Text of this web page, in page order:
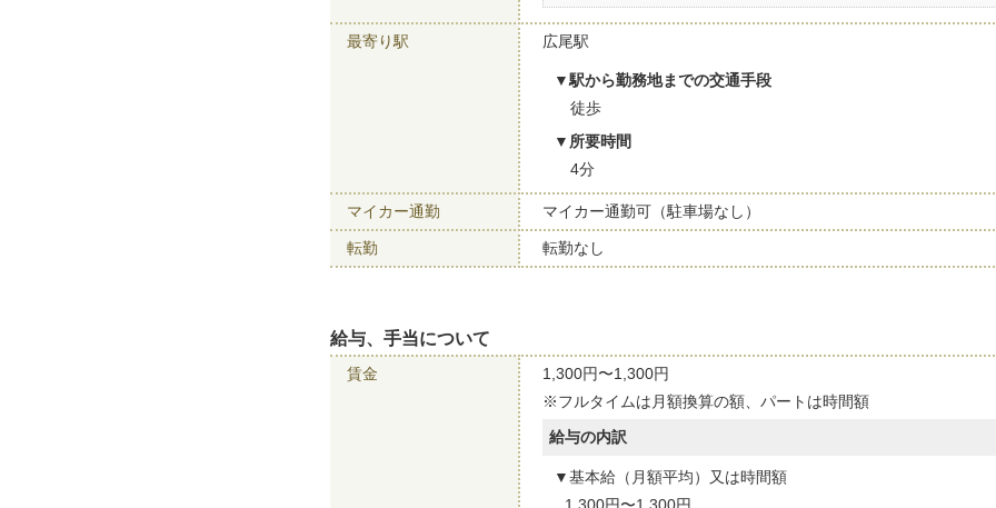
最寄り駅 広尾駅
駅から勤務地までの交通手段
徒歩
所要時間
4分
マイカー通勤 マイカー通勤可（駐車場なし）
転勤 転勤なし
給与、手当について
賃金
1,300円〜1,300円
※フルタイムは月額換算の額、パートは時間額
給与の内訳
基本給（月額平均）又は時間額